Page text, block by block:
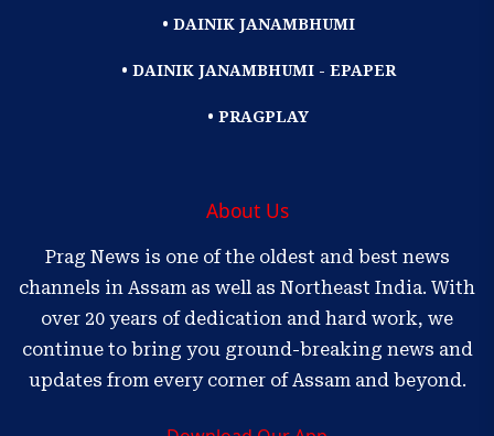
• DAINIK JANAMBHUMI
• DAINIK JANAMBHUMI - EPAPER
• PRAGPLAY
About Us
Prag News is one of the oldest and best news
channels in Assam as well as Northeast India. With
over 20 years of dedication and hard work, we
continue to bring you ground-breaking news and
updates from every corner of Assam and beyond.